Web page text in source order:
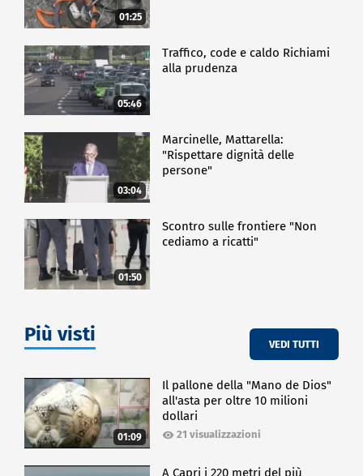
01:25
05:46
Traffico, code e caldo Richiami
alla prudenza
03:04
Marcinelle, Mattarella:
"Rispettare dignità delle
persone"
01:50
Scontro sulle frontiere "Non
cediamo a ricatti"
Più visti VEDI TUTTI
01:09
Il pallone della "Mano de Dios"
all'asta per oltre 10 milioni
dollari
21 visualizzazioni
A Capri i 220 metri del più